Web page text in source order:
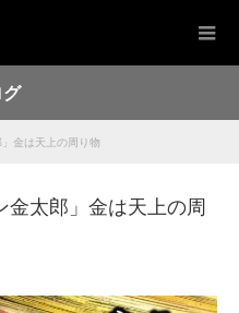
」金は天上の周り物
金太郎」金は天上の周